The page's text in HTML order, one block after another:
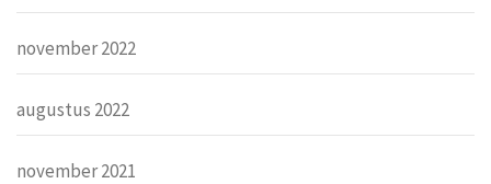
november 2022
augustus 2022
november 2021